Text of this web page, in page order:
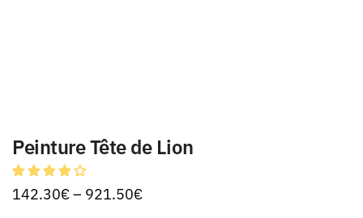
Peinture Tête de Lion
142.30€– 921.50€